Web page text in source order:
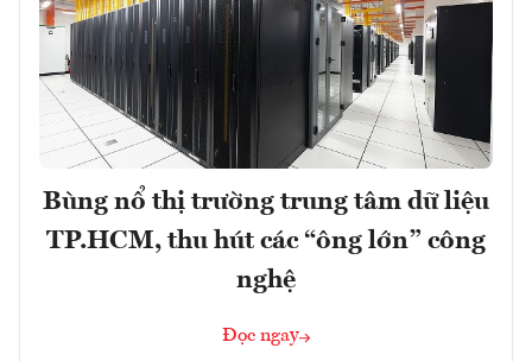
Bùng nổ thị trường trung tâm dữ liệu
TP.HCM, thu hút các “ông lớn” công
nghệ
Đọc ngay